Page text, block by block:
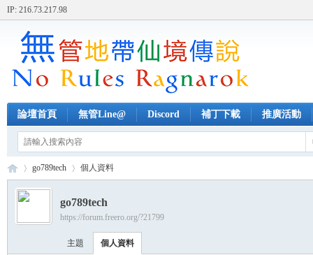
IP: 216.73.217.98
論壇首頁 無管Line@ Discord 補丁下載 推廣活動
›
go789tech 個人資料
go789tech
https://forum.freero.org/?21799
主題 個人資料